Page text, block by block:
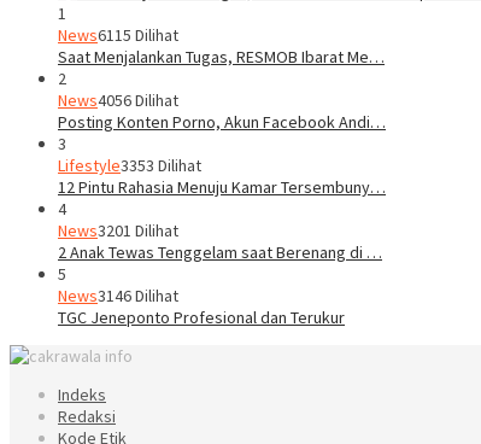
1
News6115 Dilihat
Saat Menjalankan Tugas, RESMOB Ibarat Me…
2
News4056 Dilihat
Posting Konten Porno, Akun Facebook Andi…
3
Lifestyle3353 Dilihat
12 Pintu Rahasia Menuju Kamar Tersembuny…
4
News3201 Dilihat
2 Anak Tewas Tenggelam saat Berenang di …
5
News3146 Dilihat
TGC Jeneponto Profesional dan Terukur
Indeks
Redaksi
Kode Etik